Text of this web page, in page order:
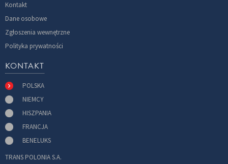
Kontakt
Dane osobowe
Zgłoszenia wewnętrzne
Polityka prywatności
KONTAKT
POLSKA
NIEMCY
HISZPANIA
FRANCJA
BENELUKS
TRANS POLONIA S.A.